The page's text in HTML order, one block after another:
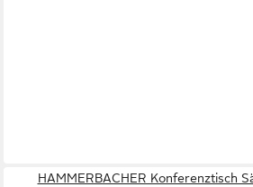
HAMMERBACHER Konferenztisch